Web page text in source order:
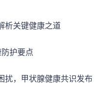
析关键健康之道
护要点
扰，甲状腺健康共识发布